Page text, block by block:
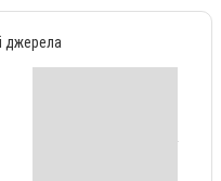
джерела